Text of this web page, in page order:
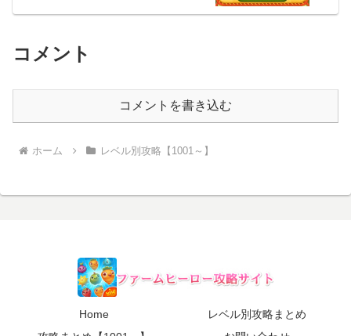
コメント
コメントを書き込む
ホーム レベル別攻略【1001～】
Home
レベル別攻略まとめ